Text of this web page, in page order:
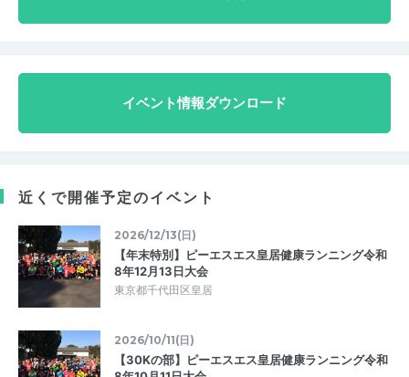
イベント情報ダウンロード
近くで開催予定のイベント
2026/12/13(日)
【年末特別】ピーエスエス皇居健康ランニング令和
8年12月13日大会
東京都千代田区皇居
2026/10/11(日)
【30Kの部】ピーエスエス皇居健康ランニング令和